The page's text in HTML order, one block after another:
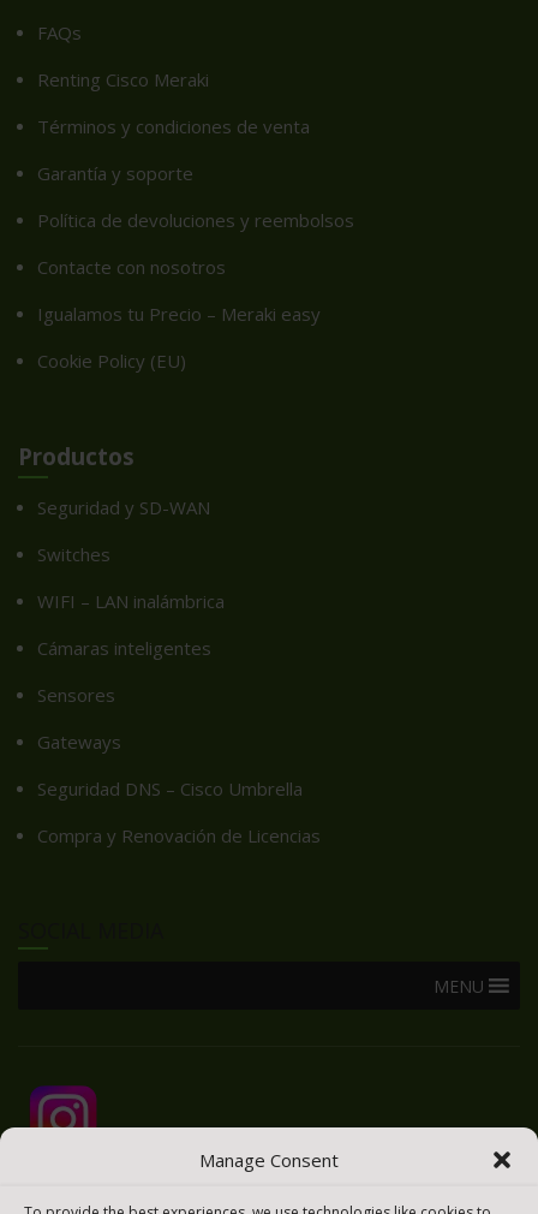
Manage Consent
FAQs
Renting Cisco Meraki
Términos y condiciones de venta
Garantía y soporte
Política de devoluciones y reembolsos
Contacte con nosotros
Igualamos tu Precio – Meraki easy
Cookie Policy (EU)
Productos
Seguridad y SD-WAN
Switches
WIFI – LAN inalámbrica
Cámaras inteligentes
Sensores
Gateways
Seguridad DNS – Cisco Umbrella
Compra y Renovación de Licencias
MENU